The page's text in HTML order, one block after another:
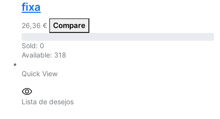
fixa
26,36 € Compare
Sold: 0
Available: 318
Quick View
Lista de desejos